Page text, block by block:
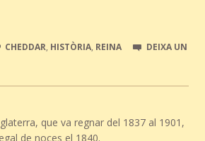
CHEDDAR, HISTÒRIA, REINA
DEIXA UN
que va regnar del 1837 al 1901,
de noces el 1840.